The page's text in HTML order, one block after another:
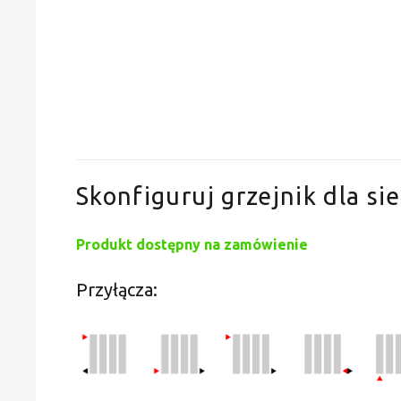
Skonfiguruj grzejnik dla
Produkt dostępny na zamówienie
Przyłącza: